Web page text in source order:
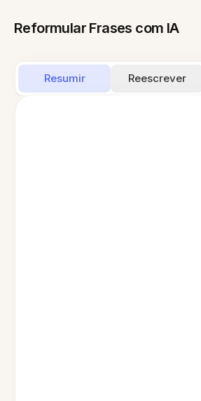
Reformular Frases com IA
Resumir Reescrever